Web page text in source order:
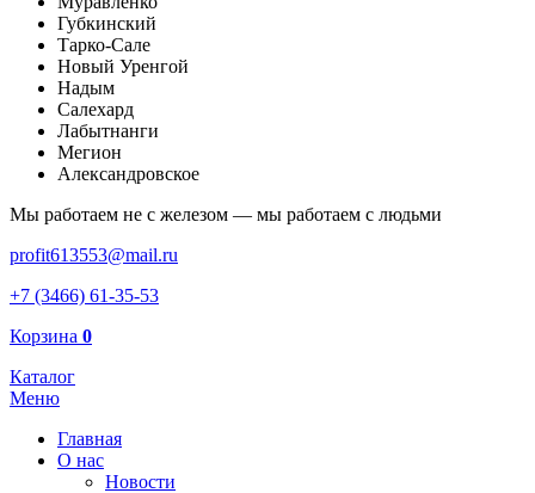
Губкинский
Тарко-Сале
Новый Уренгой
Надым
Салехард
Лабытнанги
Мегион
Александровское
Мы работаем не с железом — мы работаем с людьми
profit613553@mail.ru
+7 (3466) 61-35-53
Корзина 0
Каталог
Меню
Главная
О нас
Новости